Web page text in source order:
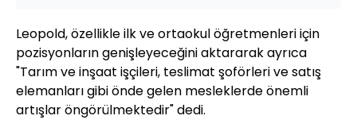
Leopold, özellikle ilk ve ortaokul öğretmenleri için
pozisyonların genişleyeceğini aktararak ayrıca
"Tarım ve inşaat işçileri, teslimat şoförleri ve satış
elemanları gibi önde gelen mesleklerde önemli
artışlar öngörülmektedir" dedi.